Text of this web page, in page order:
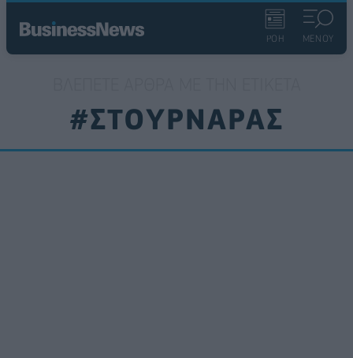
ΡΟΗ ΜΕΝΟΥ
#ΣΤΟΥΡΝΑΡΑΣ